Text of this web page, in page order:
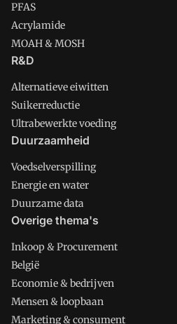
PFAS
Acrylamide
MOAH & MOSH
R&D
Alternatieve eiwitten
Suikerreductie
Ultrabewerkte voeding
Duurzaamheid
Voedselverspilling
Energie en water
Duurzame data
Overige thema's
Inkoop & Procurement
België
Economie & bedrijven
Mensen & loopbaan
Marketing & consument